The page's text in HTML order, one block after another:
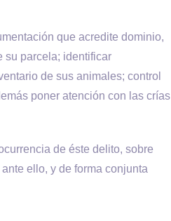
que acredite dominio,
su parcela; identificar
de sus animales; control
poner atención con las crías
de éste delito, sobre
ello, y de forma conjunta